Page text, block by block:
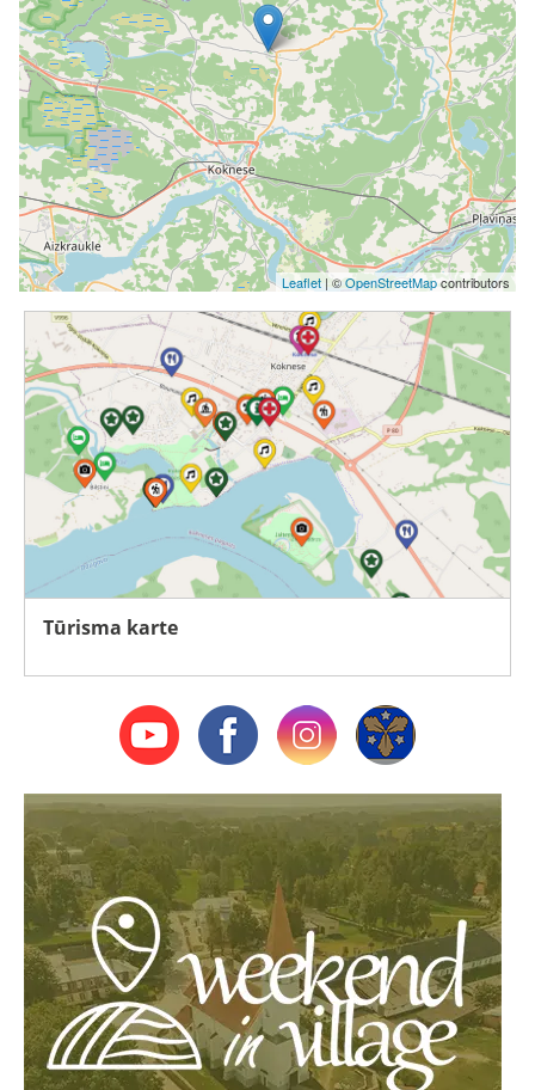
Leaflet | ©OpenStreetMapcontributors
Tūrisma karte